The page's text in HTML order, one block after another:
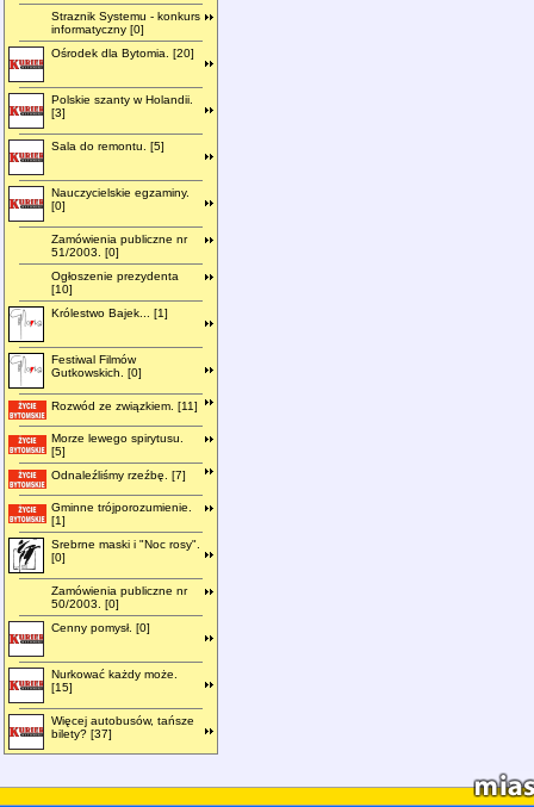
Straznik Systemu - konkurs
informatyczny [0]
Ośrodek dla Bytomia. [20]
Polskie szanty w Holandii.
[3]
Sala do remontu. [5]
Nauczycielskie egzaminy.
[0]
Zamówienia publiczne nr
51/2003. [0]
Ogłoszenie prezydenta
[10]
Królestwo Bajek... [1]
Festiwal Filmów
Gutkowskich. [0]
Rozwód ze związkiem. [11]
Morze lewego spirytusu.
[5]
Odnaleźliśmy rzeźbę. [7]
Gminne trójporozumienie.
[1]
Srebrne maski i "Noc rosy".
[0]
Zamówienia publiczne nr
50/2003. [0]
Cenny pomysł. [0]
Nurkować każdy może.
[15]
Więcej autobusów, tańsze
bilety? [37]